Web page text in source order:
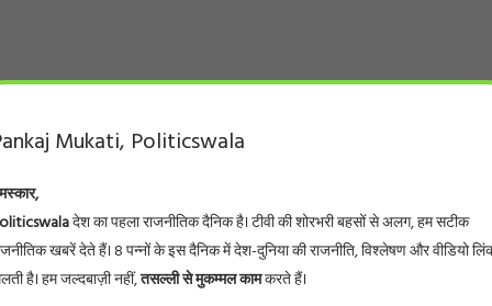
Mukati, Politicswala
देश का पहला राजनीतिक दैनिक है। टीवी की शोरभरी बहसों से अलग, हम सटीक
खबरें देते हैं। 8 पन्नों के इस दैनिक में देश-दुनिया की राजनीति, विश्लेषण और वीडियो
है। हम जल्दबाज़ी नहीं,तसल्ली से मुकम्मल कामकरते हैं।